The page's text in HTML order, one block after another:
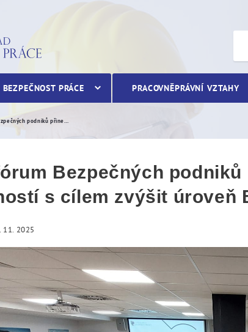
podniků
BEZPEČNOST PRÁCE PRACOVNĚPRÁVNÍ VZTAHY
Bezpečných
s cílem zvýšit úroveň
11. 2025